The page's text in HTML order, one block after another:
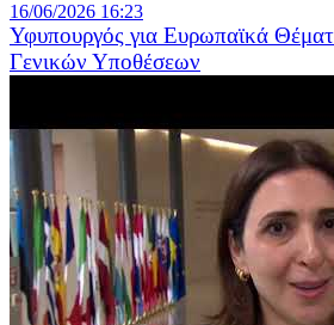
16/06/2026 16:23
Υφυπουργός για Ευρωπαϊκά
Γενικών Υποθέσεων